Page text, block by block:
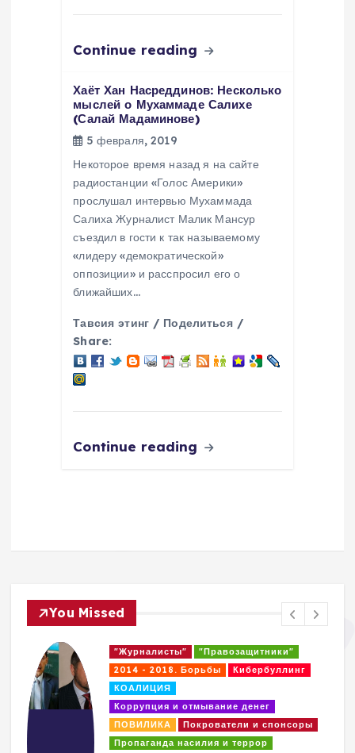
Continue reading
Хаёт Хан Насреддинов: Несколько
мыслей о Мухаммаде Салихе
(Салай Мадаминове)
5 февраля, 2019
Некоторое время назад я на сайте
радиостанции «Голос Америки»
прослушал интервью Мухаммада
Салиха Журналист Малик Мансур
съездил в гости к так называемому
«лидеру «демократической»
оппозиции» и расспросил его о
ближайших…
Тавсия этинг / Поделиться /
Share:
Continue reading
You Missed
"Журналисты"
"Правозащитники"
2014 - 2018. Борьбы
Кибербуллинг
КОАЛИЦИЯ
Коррупция и отмывание денег
ПОВИЛИКА
Покрователи и спонсоры
Пропаганда насилия и террор